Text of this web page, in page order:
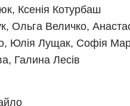
Ксенія Котурбаш
Ольга Величко,
Юлія Лущак, Софія
Галина Лесів